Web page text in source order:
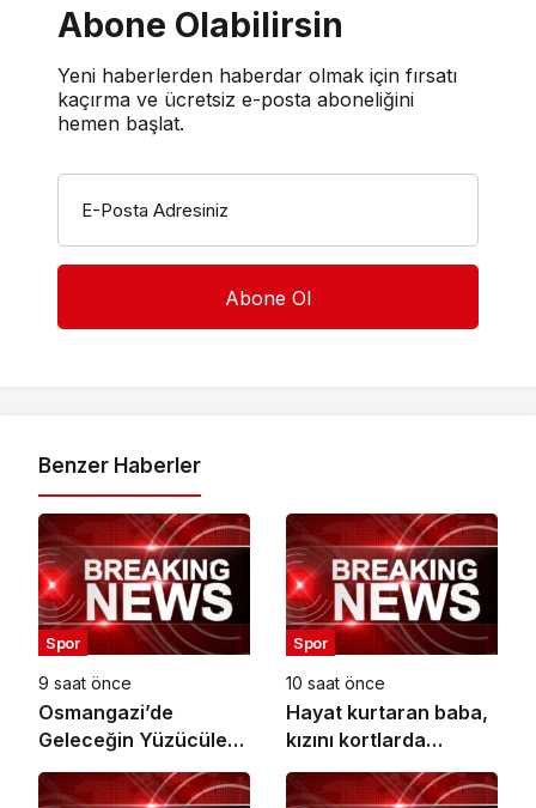
Abone Olabilirsin
Yeni haberlerden haberdar olmak için fırsatı
kaçırma ve ücretsiz e-posta aboneliğini
hemen başlat.
E-Posta Adresiniz
Benzer Haberler
Spor
9 saat önce
Osmangazi’de
Geleceğin Yüzücüleri
Sertifikalarını Aldı
Spor
10 saat önce
Hayat kurtaran baba,
kızını kortlarda
şampiyonluğa
hazırlıyor